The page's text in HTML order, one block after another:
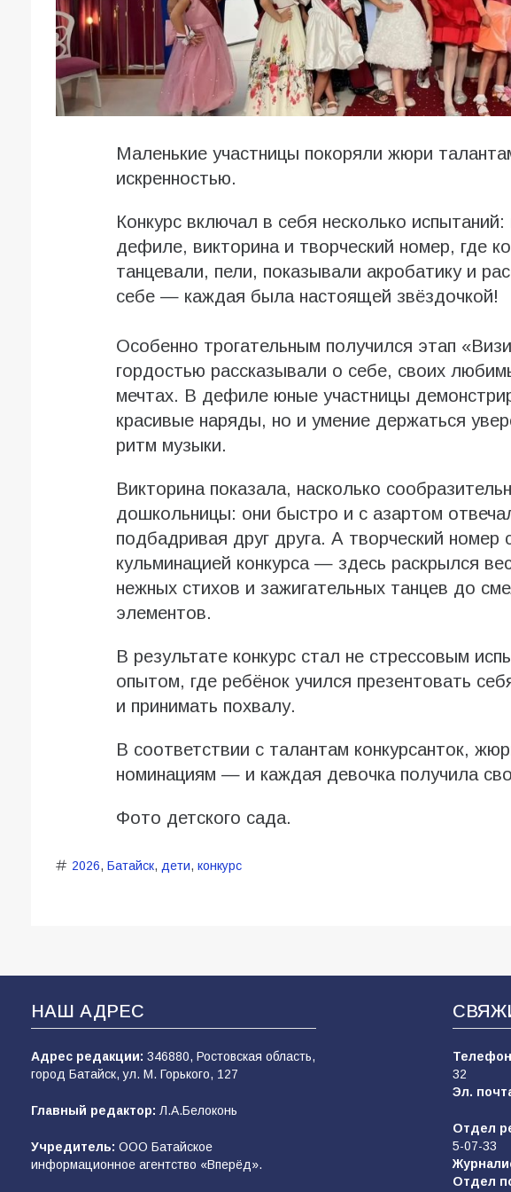
Маленькие участницы покоряли жюри
искренностью.
Конкурс включал в себя несколько испытаний:
дефиле, викторина и творческий номер, где
танцевали, пели, показывали акробатику и
себе — каждая была настоящей звёздочкой!
Особенно трогательным получился этап
гордостью рассказывали о себе, своих
мечтах. В дефиле юные участницы
красивые наряды, но и умение держаться
ритм музыки.
Викторина показала, насколько
дошкольницы: они быстро и с азартом
подбадривая друг друга. А творческий номер
кульминацией конкурса — здесь раскрылся
нежных стихов и зажигательных танцев до
элементов.
В результате конкурс стал не стрессовым
опытом, где ребёнок учился презентовать
и принимать похвалу.
В соответствии с талантам конкурсанток,
номинациям — и каждая девочка получила
Фото детского сада.
2026, Батайск, дети, конкурс
НАШ АДРЕС
Адрес редакции: 346880, Ростовская область,
город Батайск, ул. М. Горького, 127
Главный редактор: Л.А.Белоконь
Учредитель: ООО Батайское
информационное агентство «Вперёд».
32
Эл.
Отдел
5-07-33
Отдел